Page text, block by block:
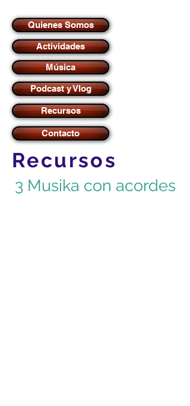
Quienes Somos
Actividades
Música
Podcast y Vlog
Recursos
Contacto
Recursos
3 Musika con acordes